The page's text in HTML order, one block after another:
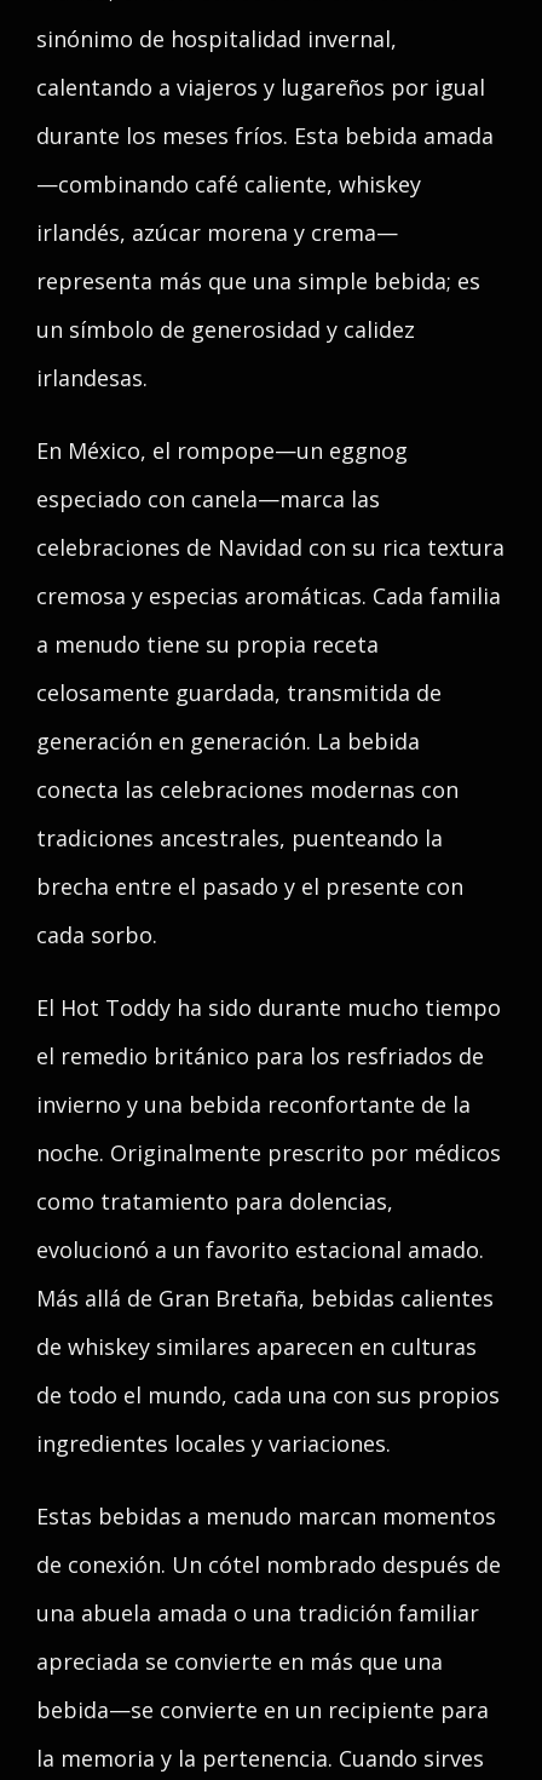
sinónimo de hospitalidad invernal,
calentando a viajeros y lugareños por igual
durante los meses fríos. Esta bebida amada
—combinando café caliente, whiskey
irlandés, azúcar morena y crema—
representa más que una simple bebida; es
un símbolo de generosidad y calidez
irlandesas.
En México, el rompope—un eggnog
especiado con canela—marca las
celebraciones de Navidad con su rica textura
cremosa y especias aromáticas. Cada familia
a menudo tiene su propia receta
celosamente guardada, transmitida de
generación en generación. La bebida
conecta las celebraciones modernas con
tradiciones ancestrales, puenteando la
brecha entre el pasado y el presente con
cada sorbo.
El Hot Toddy ha sido durante mucho tiempo
el remedio británico para los resfriados de
invierno y una bebida reconfortante de la
noche. Originalmente prescrito por médicos
como tratamiento para dolencias,
evolucionó a un favorito estacional amado.
Más allá de Gran Bretaña, bebidas calientes
de whiskey similares aparecen en culturas
de todo el mundo, cada una con sus propios
ingredientes locales y variaciones.
Estas bebidas a menudo marcan momentos
de conexión. Un cótel nombrado después de
una abuela amada o una tradición familiar
apreciada se convierte en más que una
bebida—se convierte en un recipiente para
la memoria y la pertenencia. Cuando sirves